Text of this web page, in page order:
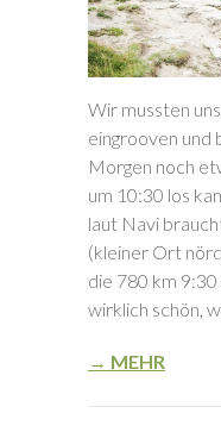
Wir mussten
eingrooven und
Morgen noch
um 10:30 los
laut Navi
(kleiner Ort
die 780 km
wirklich schön,
→ MEHR